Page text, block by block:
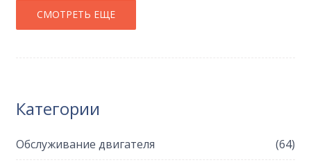
СМОТРЕТЬ ЕЩЕ
Категории
Обслуживание двигателя (64)